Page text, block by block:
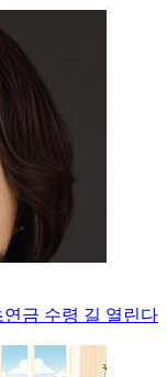
금 수령 길 열린다